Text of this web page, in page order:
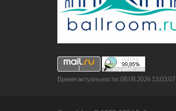
Время актуальности: 08.08.2026 13:03:07